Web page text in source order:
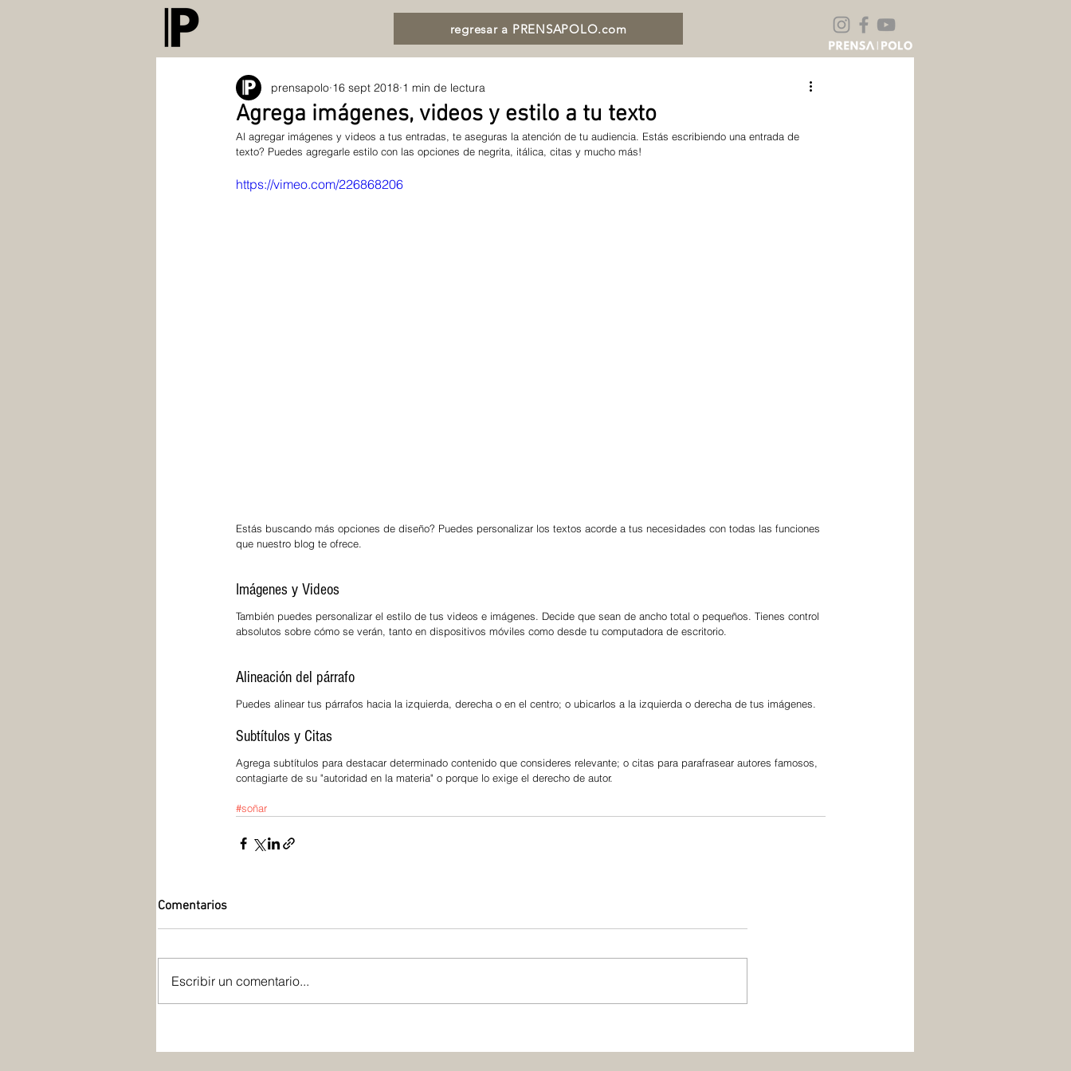
regresar a PRENSAPOLO.com
Agrega imágenes, videos y estilo a tu texto
prensapolo 16 sept 2018 1 min de lectura
Al agregar imágenes y videos a tus entradas, te aseguras la atención de tu audiencia. Estás escribiendo una entrada de
texto? Puedes agregarle estilo con las opciones de negrita, itálica, citas y mucho más!
https://vimeo.com/226868206
Estás buscando más opciones de diseño? Puedes personalizar los textos acorde a tus necesidades con todas las funciones
que nuestro blog te ofrece.
Imágenes y Videos
También puedes personalizar el estilo de tus videos e imágenes. Decide que sean de ancho total o pequeños. Tienes control
absolutos sobre cómo se verán, tanto en dispositivos móviles como desde tu computadora de escritorio.
Alineación del párrafo
Puedes alinear tus párrafos hacia la izquierda, derecha o en el centro; o ubicarlos a la izquierda o derecha de tus imágenes.
Subtítulos y Citas
Agrega subtítulos para destacar determinado contenido que consideres relevante; o citas para parafrasear autores famosos,
contagiarte de su "autoridad en la materia" o porque lo exige el derecho de autor.
#soñar
Comentarios
Escribir un comentario...